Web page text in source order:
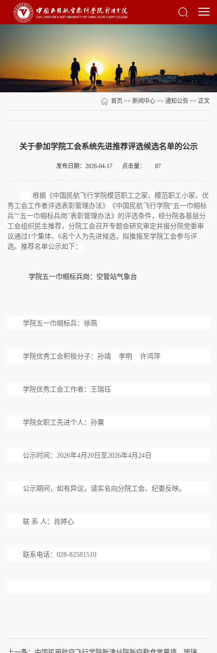
首页 >> 新闻中心 >> 通知公告 >> 正文
关于参加学院工会系统先进推荐评选候选名单的公示
发布日期：2026-04-17 点击量： 87
根据《中国民航飞行学院模范职工之家、模范职工小家、优
秀工会工作者评选表彰管理办法》《中国民航飞行学院“五一巾帼标
兵”“五一巾帼标兵岗”表彰管理办法》的评选条件，经分院各基层分
工会组织民主推荐，分院工会召开专题会研究审定并报分院党委审
议通过1个集体、6名个人为先进候选，拟推报至学院工会参与评
选。推荐名单公示如下：
学院五一巾帼标兵岗：空管站气象台
学院五一巾帼标兵：徐燕
学院优秀工会积极分子：孙靖 李明 许鸿萍
学院优秀工会工作者：王瑞珏
学院女职工先进个人：孙粟
公示时间：2026年4月20日至2026年4月24日
公示期间，如有异议，请实名向分院工会、纪委反映。
联 系 人：肖婷心
联系电话：028-82581510